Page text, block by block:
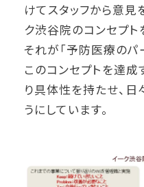
けてスタッフから意見
ク渋谷院のコンセプト
それが「予防医療のパ
このコンセプトを達
り具体性を持たせ、
うにしています。